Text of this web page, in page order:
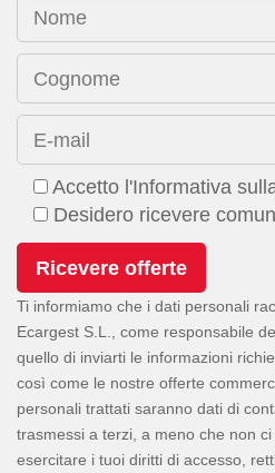
Nome
Cognome
E-mail
Accetto l'Informativa
Desidero ricevere
Ti informiamo che i dati personali
Ecargest S.L., come responsabile
quello di inviarti le informazioni
così come le nostre offerte
personali trattati saranno dati di
trasmessi a terzi, a meno che non
esercitare i tuoi diritti di accesso,